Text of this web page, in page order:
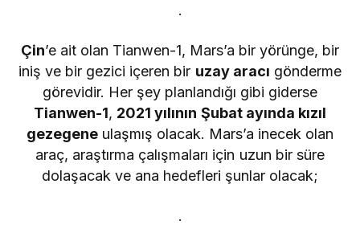
.
Çin’e ait olan Tianwen-1, Mars’a bir yörünge, bir
iniş ve bir gezici içeren bir uzay aracı gönderme
görevidir. Her şey planlandığı gibi giderse
Tianwen-1, 2021 yılının Şubat ayında kızıl
gezegeneulaşmış olacak. Mars’a inecek olan
araç, araştırma çalışmaları için uzun bir süre
dolaşacak ve ana hedefleri şunlar olacak;
.